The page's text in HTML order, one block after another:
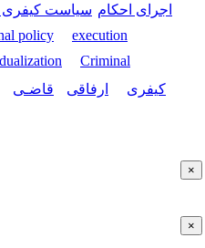
اجرای احکام سیاست کیفری
policy
execution
Criminal
کیفری ارفاقی
قاضـی
×
×